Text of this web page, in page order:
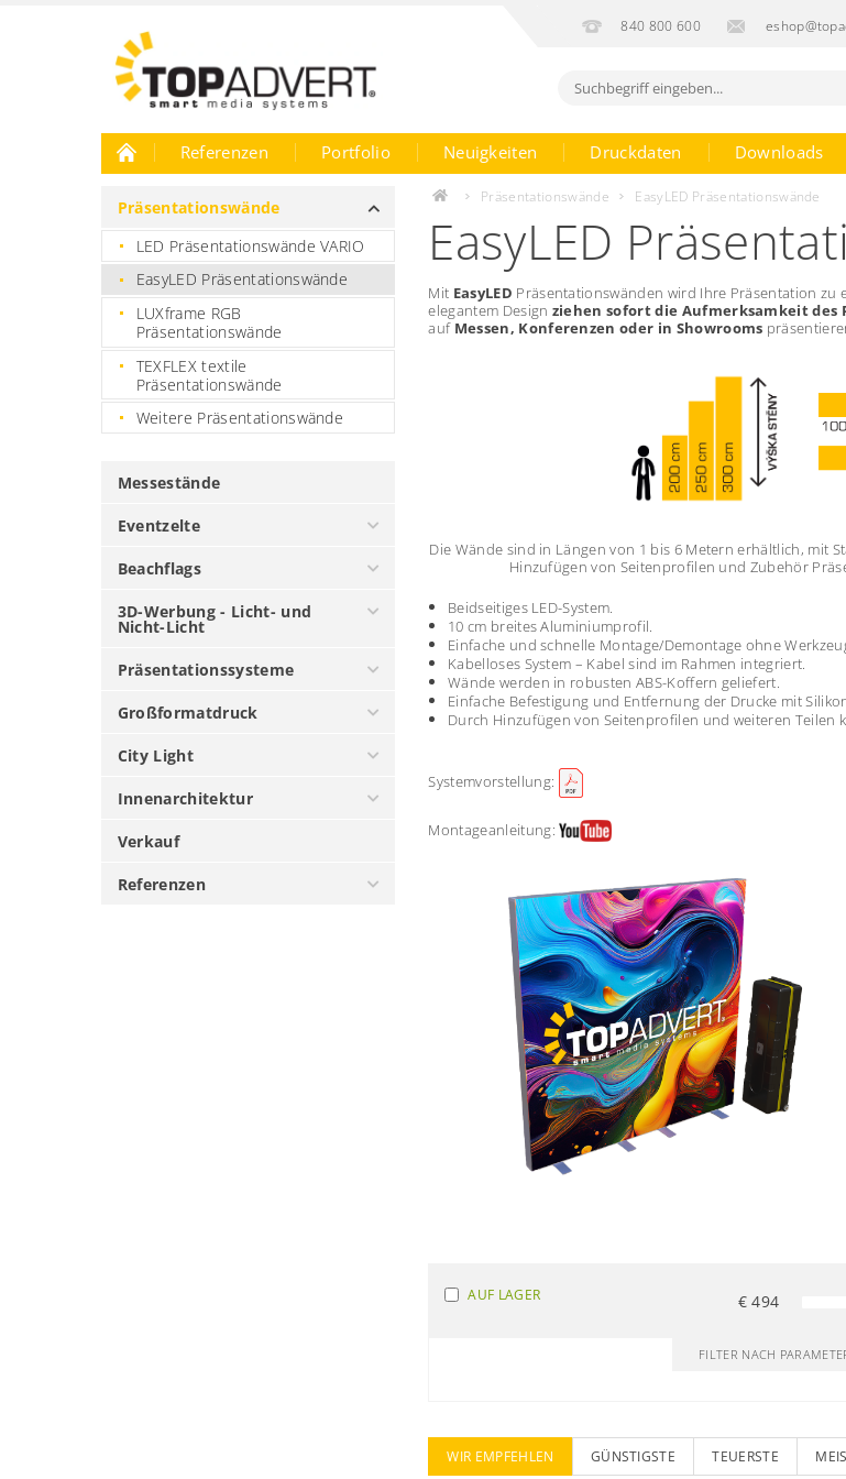
840 800 600
Referenzen Portfolio Neuigkeiten Druckdaten Downloads
Karriere
Präsentationswände
LED Präsentationswände VARIO
EasyLED Präsentationswände
LUXframe RGB
Präsentationswände
TEXFLEX textile
Präsentationswände
Weitere Präsentationswände
Messestände
Eventzelte
Beachflags
3D-Werbung - Licht- und
Nicht-Licht
Präsentationssysteme
Großformatdruck
City Light
Innenarchitektur
Verkauf
Referenzen
Präsentationswände EasyLED Präsentationswände
EasyLED
Mit EasyLED Präsentationswänden wird Ihre Präsentation zu
elegantem Design ziehen sofort die Aufmerksamkeit des
auf Messen, Konferenzen oder in Showrooms
Die Wände sind in Längen von 1 bis 6 Metern erhältlich, mit
Hinzufügen von Seitenprofilen und Zubehör
Beidseitiges LED-System.
10 cm breites Aluminiumprofil.
Einfache und schnelle Montage/Demontage ohne
Kabelloses System – Kabel sind im Rahmen integriert.
Wände werden in robusten ABS-Koffern geliefert.
Einfache Befestigung und Entfernung der Drucke mit
Durch Hinzufügen von Seitenprofilen und weiteren Teilen
Systemvorstellung:
Montageanleitung:
AUF LAGER €494
FILTER NACH
WIR EMPFEHLEN GÜNSTIGSTE TEUERSTE